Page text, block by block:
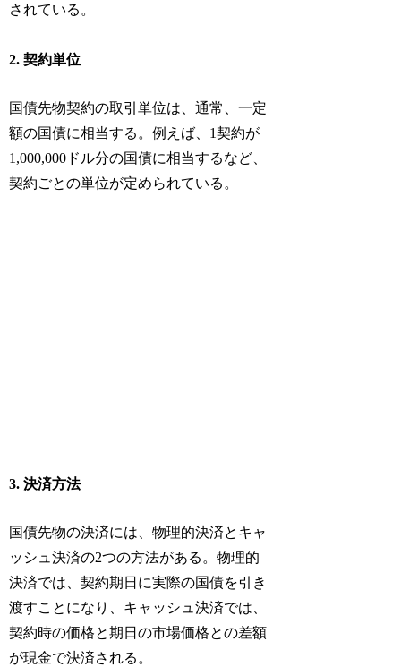
されている。
2. 契約単位
国債先物契約の取引単位は、通常、一定
額の国債に相当する。例えば、1契約が
1,000,000ドル分の国債に相当するなど、
契約ごとの単位が定められている。
3. 決済方法
国債先物の決済には、物理的決済とキャ
ッシュ決済の2つの方法がある。物理的
決済では、契約期日に実際の国債を引き
渡すことになり、キャッシュ決済では、
契約時の価格と期日の市場価格との差額
が現金で決済される。